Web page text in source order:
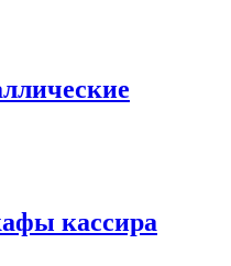
кассира